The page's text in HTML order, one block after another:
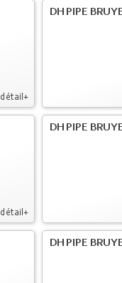
détail+
DH PIPE
détail+
DH PIPE
DH PIPE